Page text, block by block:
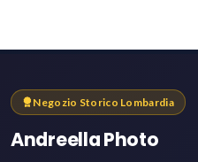
Negozio Storico Lombardia
Andreella Photo